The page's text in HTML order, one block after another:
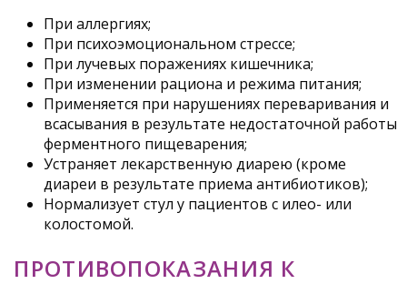
При аллергиях;
При психоэмоциональном стрессе;
При лучевых поражениях кишечника;
При изменении рациона и режима питания;
Применяется при нарушениях переваривания и
всасывания в результате недостаточной работы
ферментного пищеварения;
Устраняет лекарственную диарею (кроме
диареи в результате приема антибиотиков);
Нормализует стул у пациентов с илео- или
колостомой.
ПРОТИВОПОКАЗАНИЯ К